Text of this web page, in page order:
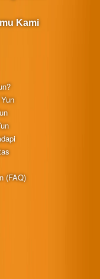
(FAQ)
Kami